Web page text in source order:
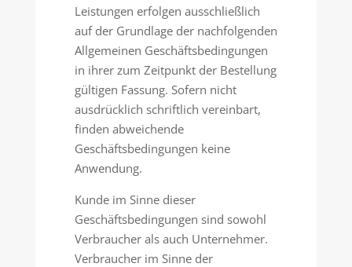
Leistungen erfolgen ausschließlich
auf der Grundlage der nachfolgenden
Allgemeinen Geschäftsbedingungen
in ihrer zum Zeitpunkt der Bestellung
gültigen Fassung. Sofern nicht
ausdrücklich schriftlich vereinbart,
finden abweichende
Geschäftsbedingungen keine
Anwendung.
Kunde im Sinne dieser
Geschäftsbedingungen sind sowohl
Verbraucher als auch Unternehmer.
Verbraucher im Sinne der